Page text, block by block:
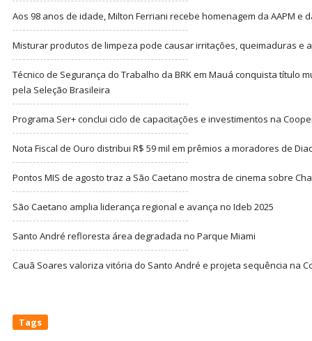
Aos 98 anos de idade, Milton Ferriani recebe homenagem da AAPM e
Misturar produtos de limpeza pode causar irritações, queimaduras e
Técnico de Segurança do Trabalho da BRK em Mauá conquista título
pela Seleção Brasileira
Programa Ser+ conclui ciclo de capacitações e investimentos na
Nota Fiscal de Ouro distribui R$ 59 mil em prêmios a moradores de
Pontos MIS de agosto traz a São Caetano mostra de cinema sobre
São Caetano amplia liderança regional e avança no Ideb 2025
Santo André refloresta área degradada no Parque Miami
Cauã Soares valoriza vitória do Santo André e projeta sequência na
Tags